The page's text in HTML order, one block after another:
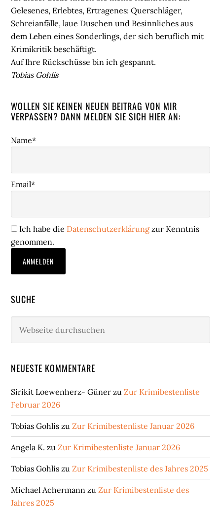
Gelesenes, Erlebtes, Ertragenes: Querschläger,
Schreianfälle, laue Duschen und Besinnliches aus
dem Leben eines Sonderlings, der sich beruflich mit
Krimikritik beschäftigt.
Auf Ihre Rückschüsse bin ich gespannt.
Tobias Gohlis
WOLLEN SIE KEINEN NEUEN BEITRAG VON MIR
VERPASSEN? DANN MELDEN SIE SICH HIER AN:
Name*
Email*
Ich habe die Datenschutzerklärung zur Kenntnis
genommen.
SUCHE
durchsuchen
NEUESTE KOMMENTARE
Sirikit Loewenherz- Güner zuZur Krimibestenliste
Februar 2026
Tobias Gohlis zuZur Krimibestenliste Januar 2026
Angela K. zuZur Krimibestenliste Januar 2026
Tobias Gohlis zuZur Krimibestenliste des Jahres 2025
Michael Achermann zuZur Krimibestenliste des
Jahres 2025